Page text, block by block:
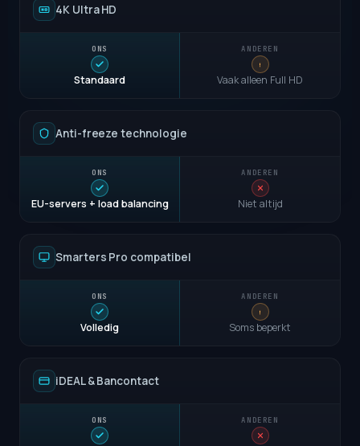
4K Ultra HD
Standaard Vaak alleen Full HD
Anti-freeze technologie
EU-servers + load balancing Niet altijd
Smarters Pro compatibel
Volledig Soms beperkt
iDEAL & Bancontact